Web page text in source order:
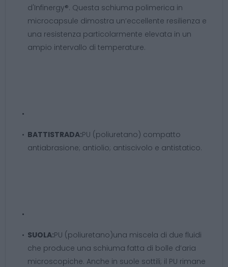
d'Infinergy®. Questa schiuma polimerica in
microcapsule dimostra un’eccellente resilienza e
una resistenza particolarmente elevata in un
ampio intervallo di temperature.
BATTISTRADA:PU (poliuretano) compatto
antiabrasione; antiolio; antiscivolo e antistatico.
SUOLA:PU (poliuretano)una miscela di due fluidi
che produce una schiuma fatta di bolle d’aria
microscopiche. Anche in suole sottili; il PU rimane